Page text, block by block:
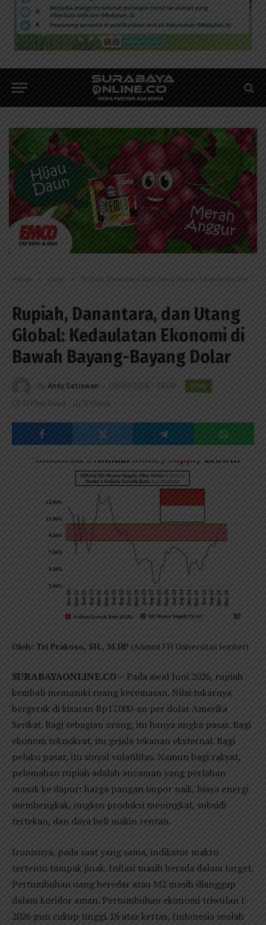
Home » Opini » Rupiah, Danantara, dan Utang Global: Kedaulatan Ekonomi di Bawah Bayang-Bayang Dolar
Rupiah, Danantara, dan Utang
Global: Kedaulatan Ekonomi di
Bawah Bayang-Bayang Dolar
ByAndy Setiawan 08/06/2026 - 08:08 OPINI
13 Mins Read 0 Views
Oleh: Tri Prakoso, SH., M.HP (Alumni FH Universitas Jember)
SURABAYAONLINE.CO – Pada awal Juni 2026, rupiah
kembali memasuki ruang kecemasan. Nilai tukarnya
bergerak di kisaran Rp17.000-an per dolar Amerika
Serikat. Bagi sebagian orang, itu hanya angka pasar. Bagi
ekonom teknokrat, itu gejala tekanan eksternal. Bagi
pelaku pasar, itu sinyal volatilitas. Namun bagi rakyat,
pelemahan rupiah adalah ancaman yang perlahan
masuk ke dapur: harga pangan impor naik, biaya energi
membengkak, ongkos produksi meningkat, subsidi
tertekan, dan daya beli makin rentan.
Ironisnya, pada saat yang sama, indikator makro
tertentu tampak jinak. Inflasi masih berada dalam target.
Pertumbuhan uang beredar atau M2 masih dianggap
dalam koridor aman. Pertumbuhan ekonomi triwulan I-
2026 pun cukup tinggi. Di atas kertas, Indonesia seolah